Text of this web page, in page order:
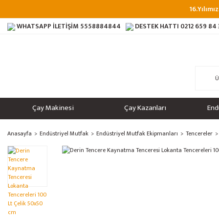
WHATSAPP İLETİŞİM 5558884844 DESTEK HATTI 0212 659 84
Çay Makinesi Çay Kazanları
Anasayfa Endüstriyel Mutfak Endüstriyel Mutfak Ekipmanları Tencereler